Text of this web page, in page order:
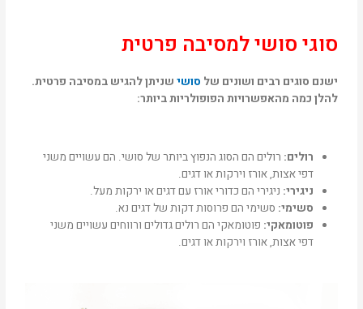
סוגי סושי למסיבה פרטית
ישנם סוגים רבים ושונים של סושי שניתן להגיש במסיבה פרטית.
להלן כמה מהאפשרויות הפופולריות ביותר:
רולים: רולים הם הסוג הנפוץ ביותר של סושי. הם עשויים משני
דפי אצות, אורז וירקות או דגים.
ניגירי: ניגירי הם כדורי אורז עם דגים או ירקות מעל.
סשימי: סשימי הם פרוסות דקות של דגים נא.
פוטומאקי: פוטומאקי הם רולים גדולים ורווחים עשויים משני
דפי אצות, אורז וירקות או דגים.